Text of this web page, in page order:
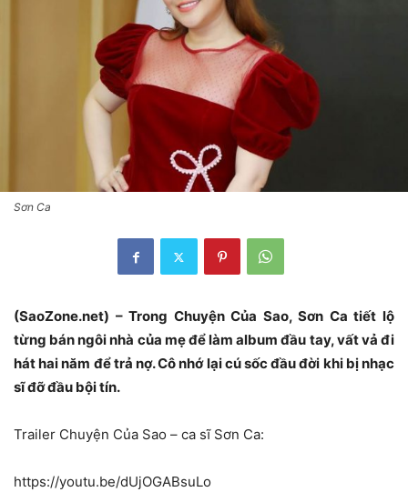
Sơn Ca
(SaoZone.net) – Trong Chuyện Của Sao, Sơn Ca tiết lộ
từng bán ngôi nhà của mẹ để làm album đầu tay, vất vả đi
hát hai năm để trả nợ. Cô nhớ lại cú sốc đầu đời khi bị nhạc
sĩ đỡ đầu bội tín.
Trailer Chuyện Của Sao – ca sĩ Sơn Ca:
https://youtu.be/dUjOGABsuLo